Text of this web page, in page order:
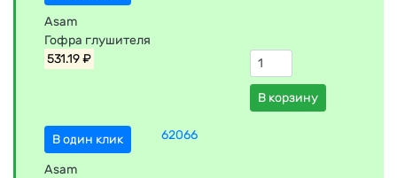
Asam
Гофра глушителя
531.19 ₽
В корзину
В один клик 62066
Asam